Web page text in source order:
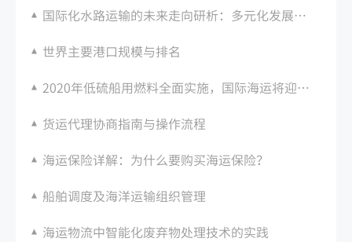
国际化水路运输的未来走向研析：多元化发展方向迎接新挑战
世界主要港口规模与排名
2020年低硫船用燃料全面实施，国际海运将迎来新变革
货运代理协商指南与操作流程
海运保险详解：为什么要购买海运保险？
船舶调度及海洋运输组织管理
海运物流中智能化废弃物处理技术的实践